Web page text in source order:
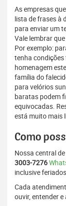
As empresas
lista de frases à
para enviar um
Vale lembrar
Por exemplo:
tenha condições
homenagem
família do
para velórios
baratas podem
equivocadas.
está muito mais
Como
Nossa central
3003-7276
inclusive
Cada
ouvir, entender